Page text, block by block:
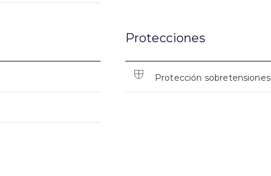
Protecciones
Protección sobretensiones